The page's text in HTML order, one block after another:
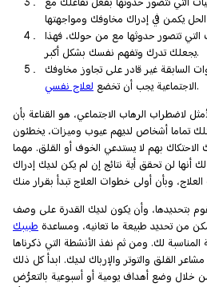
التي تتصور حدوثها بفعل تفاعلك مع
تتصور حدوثها مع من حولك، فهذا
يجعلك تدرك وتفهم نفسك بشكل أكبر.
السابقة غير قادر على تجاوز مخاوفك
الاجتماعية يجب أن تخضع لعلاج نفسي .
لاضطراب الرهاب الاجتماعي، هو القناعة بأن
تماما أشخاص لديهم عيوب وميزات، يخطئون
الاحتكاك بهم لا يستدعي الخوف أو القلق. مهما
أنها لن تحقق أية نتائج إن لم يكن لديك إدراك
بتحديدها، وأن يكون لديك القدرة على وصف
من تحديد طبيعة ما تعانيه، ومساعدة طبيبك
المناسبة لك. ومن ثم نفذ الأنشطة التي ذكرناها
القلق والتوتر والإرباك لديك. ابدأ كل ذلك
خلال وضع أهداف يومية أو أسبوعية بالتعرُّض